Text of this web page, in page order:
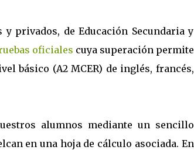
privados, de Educación Secundaria y
oficiales cuya superación permite
básico (A2 MCER) de inglés, francés,
alumnos mediante un sencillo
en una hoja de cálculo asociada. En